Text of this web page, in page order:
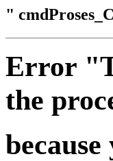
"
Error
the